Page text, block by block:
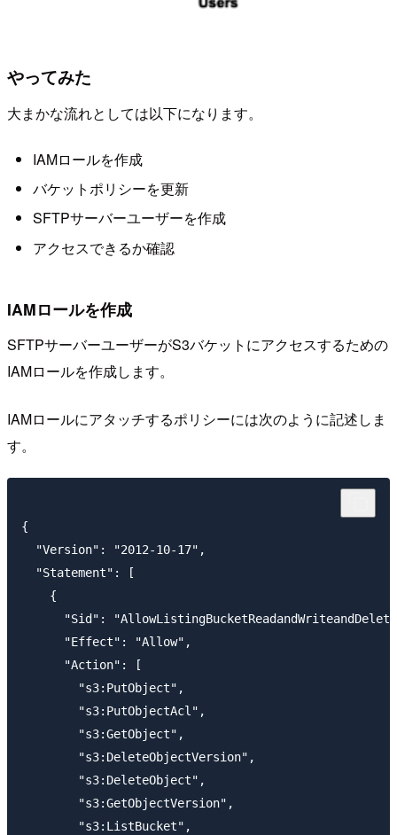
やってみた
大まかな流れとしては以下になります。
IAMロールを作成
バケットポリシーを更新
SFTPサーバーユーザーを作成
アクセスできるか確認
IAMロールを作成
SFTPサーバーユーザーがS3バケットにアクセスするための
IAMロールを作成します。
IAMロールにアタッチするポリシーには次のように記述しま
す。
{
  "Version": "2012-10-17",
  "Statement": [
    {
"Sid":
      "Effect": "Allow",
      "Action": [
        "s3:PutObject",
        "s3:PutObjectAcl",
        "s3:GetObject",
        "s3:DeleteObjectVersion",
        "s3:DeleteObject",
        "s3:GetObjectVersion",
        "s3:ListBucket",